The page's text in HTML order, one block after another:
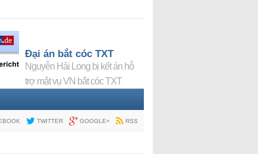
Đại án bắt cóc TXT
Nguyễn Hải Long bị kết án hỗ
trợ mật vụ VN bắt cóc TXT
TWITTER GOOGLE+ RSS